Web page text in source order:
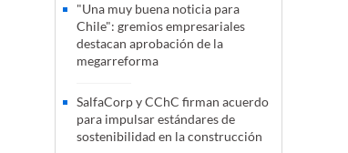
"Una muy buena noticia para
Chile": gremios empresariales
destacan aprobación de la
megarreforma
SalfaCorp y CChC firman acuerdo
para impulsar estándares de
sostenibilidad en la construcción